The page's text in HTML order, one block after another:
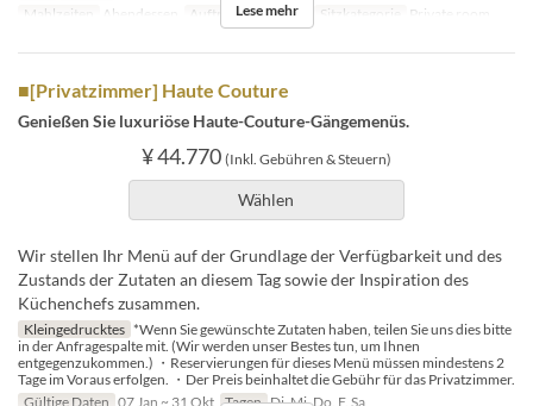
Mahlzeiten
Abendessen Auftragslimit 2 ~ 8 Sitzkategorie Private room
Lese mehr
■[Privatzimmer] Haute Couture
Genießen Sie luxuriöse Haute-Couture-Gängemenüs.
¥ 44.770 (Inkl. Gebühren & Steuern)
Wählen
Wir stellen Ihr Menü auf der Grundlage der Verfügbarkeit und des
Zustands der Zutaten an diesem Tag sowie der Inspiration des
Küchenchefs zusammen.
Kleingedrucktes *Wenn Sie gewünschte Zutaten haben, teilen Sie uns dies bitte
in der Anfragespalte mit. (Wir werden unser Bestes tun, um Ihnen
entgegenzukommen.) ・Reservierungen für dieses Menü müssen mindestens 2
Tage im Voraus erfolgen. ・Der Preis beinhaltet die Gebühr für das Privatzimmer.
Gültige Daten 07 Jan ~ 31 Okt Tagen Di, Mi, Do, F, Sa